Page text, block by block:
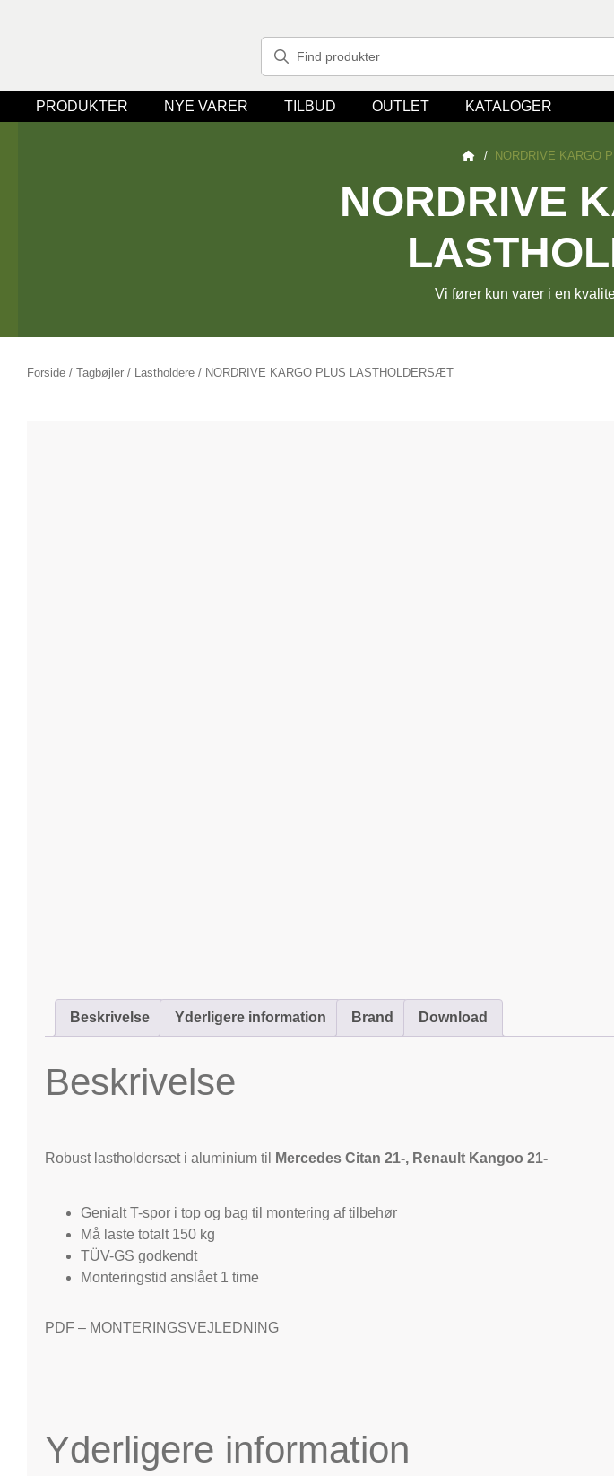
PRODUKTER NYE VARER TILBUD OUTLET KATALOGER
/ NORDRIVE KARGO
NORDRIVE
Vi fører kun varer i en
Forside / Tagbøjler / Lastholdere / NORDRIVE KARGO PLUS LASTHOLDERSÆT
Beskrivelse Yderligere information Brand Download
Beskrivelse
Robust lastholdersæt i aluminium til Mercedes Citan 21-, Renault Kangoo 21-
Genialt T-spor i top og bag til montering af tilbehør
Må laste totalt 150 kg
TÜV-GS godkendt
Monteringstid anslået 1 time
PDF – MONTERINGSVEJLEDNING
Yderligere information